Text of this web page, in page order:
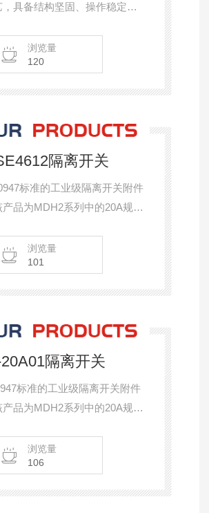
具备结构坚固、操作稳定、
浏览量
120
隔离开关
标准的工业级隔离开关附件
品为MDH2系列中的20A规格
化产线及机械设备的主开关
浏览量
101
隔离开关
标准的工业级隔离开关附件
品为MDH2系列中的20A规格
化产线及机械设备的主开关
浏览量
106